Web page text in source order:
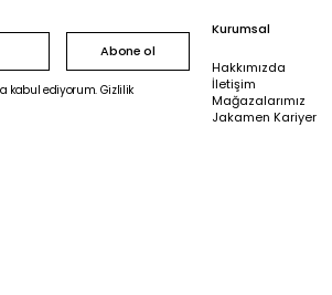
Abone ol
kabul ediyorum. Gizlilik
Kurumsal
Hakkımızda
İletişim
Mağazalarımız
Jakamen Kariyer